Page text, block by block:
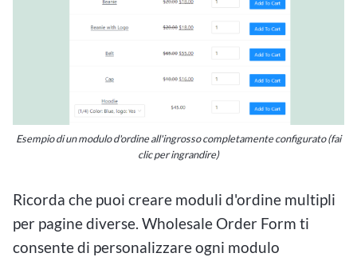
Esempio di un modulo d'ordine all'ingrosso completamente configurato (fai
clic per ingrandire)
Ricorda che puoi creare moduli d'ordine multipli
per pagine diverse. Wholesale Order Form ti
consente di personalizzare ogni modulo